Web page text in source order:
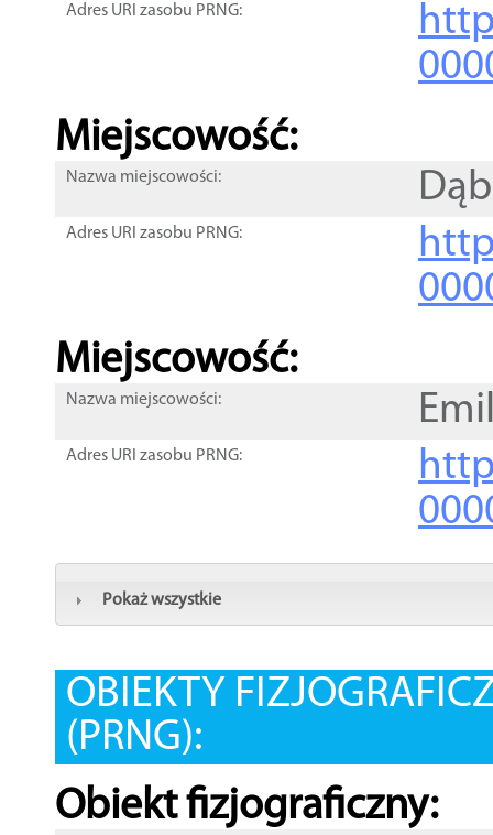
Adres URI zasobu PRNG:
Miejscowość:
Nazwa miejscowości:
Adres URI zasobu PRNG:
Miejscowość:
Nazwa miejscowości:
Adres URI zasobu PRNG:
Pokaż wszystkie
OBIEKTY
(PRNG):
Obiekt fizjograficzny: